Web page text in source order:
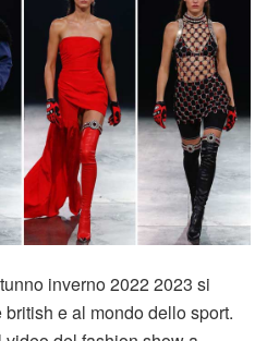
inverno 2022 2023 si
e al mondo dello sport.